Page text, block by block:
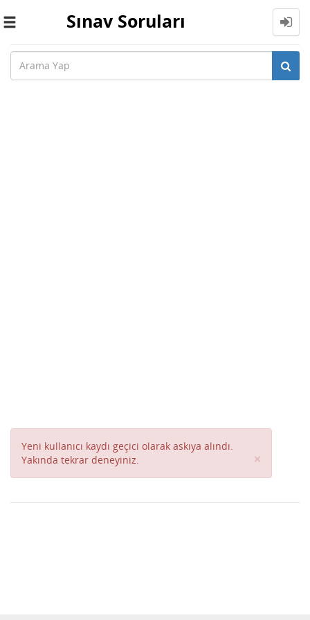
Toggle
Sınav Soruları
Yeni kullanıcı kaydı geçici olarak askıya alındı.
Yakında tekrar deneyiniz.
×